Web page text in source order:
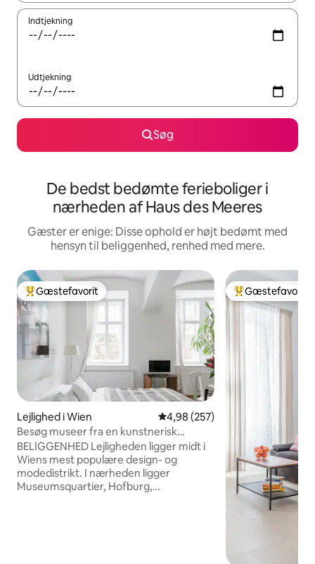
Indtjekning
Udtjekning
Søg
De bedst bedømte ferieboliger i
nærheden af Haus des Meeres
Gæster er enige: Disse ophold er højt bedømt med
hensyn til beliggenhed, renhed med mere.
Bedste gæstefavorit
Gæstefavorit
Lejlighed i Wien 4,98 ud af 5 i gennemsnitlig
4,98 (257)
Besøg museer fra en kunstnerisk
lejlighed i Design District
BELIGGENHED Lejligheden ligger midt i
Wiens mest populære design- og
modedistrikt. I nærheden ligger
Museumsquartier, Hofburg,
Bedste
Gæstefavorit